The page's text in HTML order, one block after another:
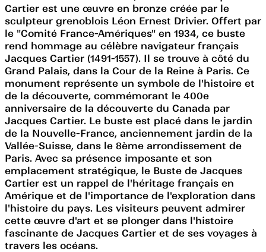
Cartier est une œuvre en bronze créée par le
sculpteur grenoblois Léon Ernest Drivier. Offert par
le "Comité France-Amériques" en 1934, ce buste
rend hommage au célèbre navigateur français
Jacques Cartier (1491-1557). Il se trouve à côté du
Grand Palais, dans la Cour de la Reine à Paris. Ce
monument représente un symbole de l'histoire et
de la découverte, commémorant le 400e
anniversaire de la découverte du Canada par
Jacques Cartier. Le buste est placé dans le jardin
de la Nouvelle-France, anciennement jardin de la
Vallée-Suisse, dans le 8ème arrondissement de
Paris. Avec sa présence imposante et son
emplacement stratégique, le Buste de Jacques
Cartier est un rappel de l'héritage français en
Amérique et de l'importance de l'exploration dans
l'histoire du pays. Les visiteurs peuvent admirer
cette œuvre d'art et se plonger dans l'histoire
fascinante de Jacques Cartier et de ses voyages à
travers les océans.